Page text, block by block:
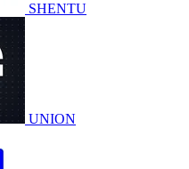
SHENTU
UNION